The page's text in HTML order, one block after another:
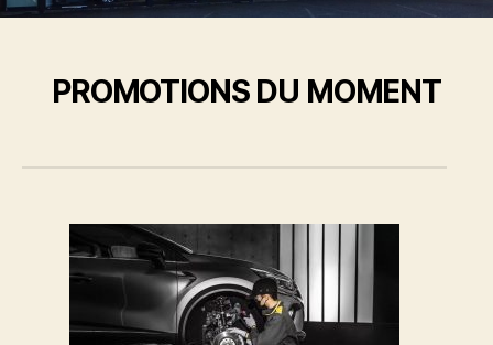
PROMOTIONS DU MOMENT